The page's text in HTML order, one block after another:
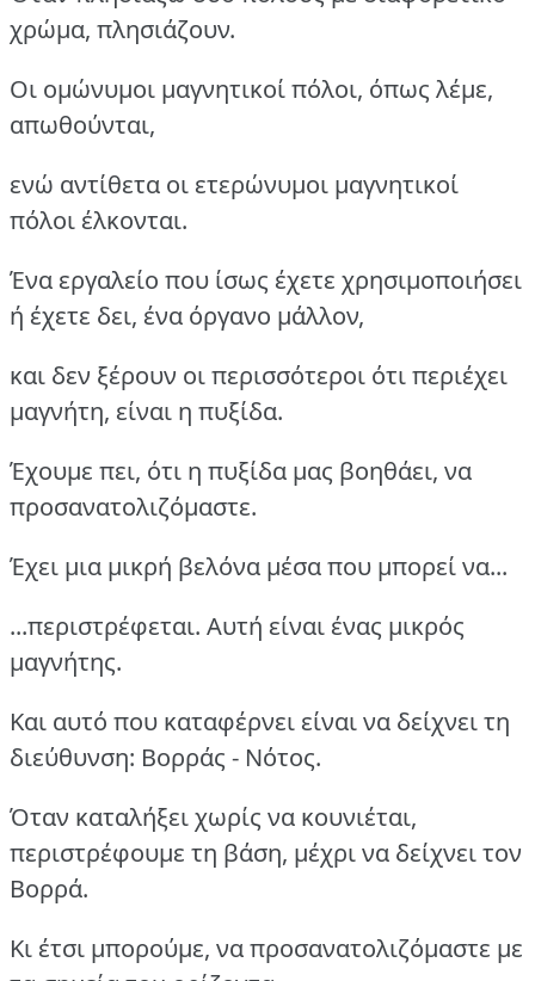
χρώμα, πλησιάζουν.
Οι ομώνυμοι μαγνητικοί πόλοι, όπως λέμε,
απωθούνται,
ενώ αντίθετα οι ετερώνυμοι μαγνητικοί
πόλοι έλκονται.
Ένα εργαλείο που ίσως έχετε χρησιμοποιήσει
ή έχετε δει, ένα όργανο μάλλον,
και δεν ξέρουν οι περισσότεροι ότι περιέχει
μαγνήτη, είναι η πυξίδα.
Έχουμε πει, ότι η πυξίδα μας βοηθάει, να
προσανατολιζόμαστε.
Έχει μια μικρή βελόνα μέσα που μπορεί να...
...περιστρέφεται. Αυτή είναι ένας μικρός
μαγνήτης.
Και αυτό που καταφέρνει είναι να δείχνει τη
διεύθυνση: Βορράς - Νότος.
Όταν καταλήξει χωρίς να κουνιέται,
περιστρέφουμε τη βάση, μέχρι να δείχνει τον
Βορρά.
Κι έτσι μπορούμε, να προσανατολιζόμαστε με